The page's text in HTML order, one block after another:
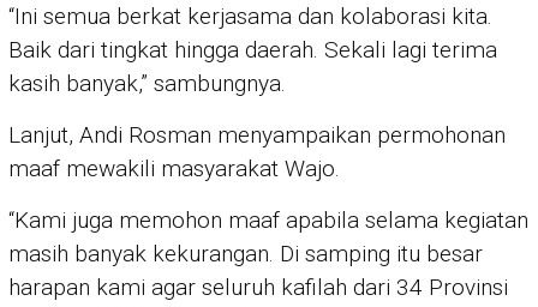
“Ini semua berkat kerjasama dan kolaborasi kita.
Baik dari tingkat hingga daerah. Sekali lagi terima
kasih banyak,” sambungnya.
Lanjut, Andi Rosman menyampaikan permohonan
maaf mewakili masyarakat Wajo.
“Kami juga memohon maaf apabila selama kegiatan
masih banyak kekurangan. Di samping itu besar
harapan kami agar seluruh kafilah dari 34 Provinsi